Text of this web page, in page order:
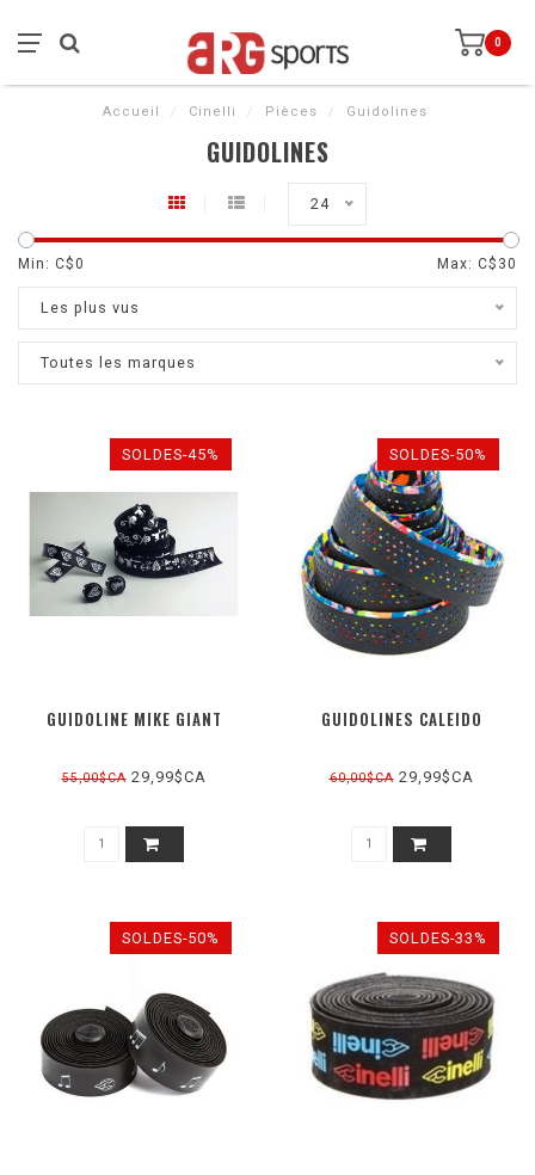
0
Accueil / Cinelli / Pièces / Guidolines
GUIDOLINES
24
Min: C$0 Max: C$ 30
Les plus vus
Toutes les marques
SOLDES-45%
GUIDOLINE MIKE GIANT
55,00$CA29,99$CA
SOLDES-50%
GUIDOLINES CALEIDO
60,00$CA29,99$CA
SOLDES-50% SOLDES-33%